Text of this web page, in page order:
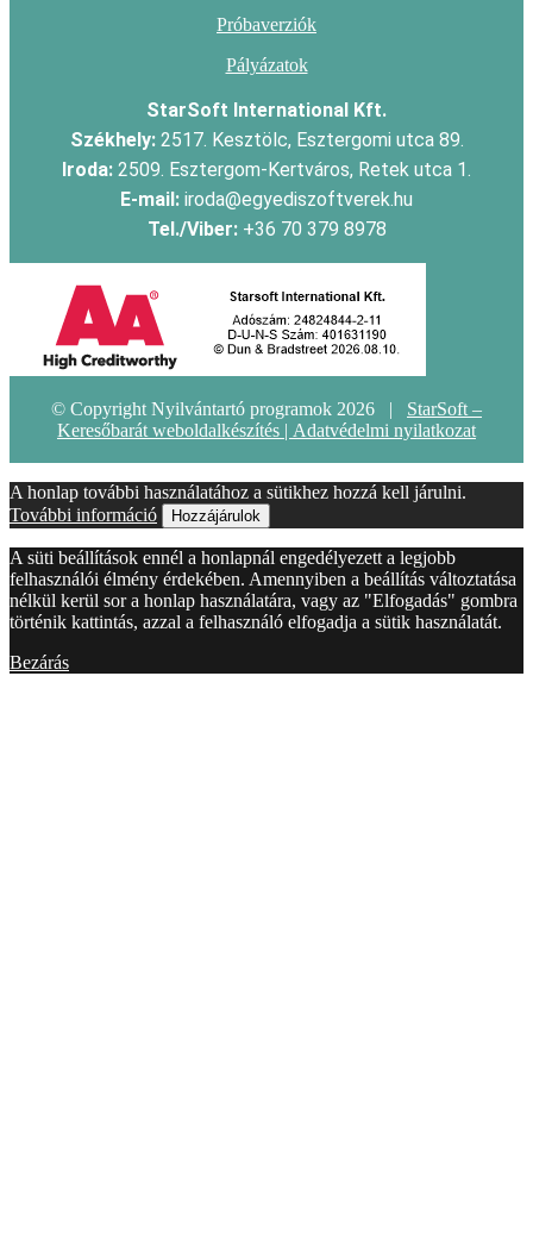
Próbaverziók
Pályázatok
StarSoft International Kft.
Székhely:2517. Kesztölc, Esztergomi utca 89.
Iroda: 2509. Esztergom-Kertváros, Retek utca 1.
E-mail: iroda@egyediszoftverek.hu
Tel./Viber:+36 70 379 8978
© Copyright Nyilvántartó programok 2026 | StarSoft –
Keresőbarát weboldalkészítés | Adatvédelmi nyilatkozat
A honlap további használatához a sütikhez hozzá kell járulni.
További információ
Hozzájárulok
A süti beállítások ennél a honlapnál engedélyezett a legjobb
felhasználói élmény érdekében. Amennyiben a beállítás változtatása
nélkül kerül sor a honlap használatára, vagy az "Elfogadás" gombra
történik kattintás, azzal a felhasználó elfogadja a sütik használatát.
Bezárás